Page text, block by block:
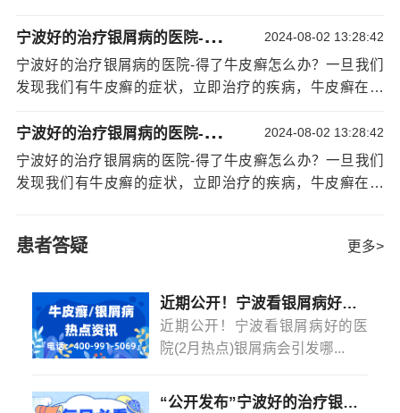
深，也就是说，使用偏炎平治疗后，可以保证不复发。[详
情]
宁
波好的治疗银屑病的医院-得了牛皮癣怎么办？ 2024-08-02 13:28:42
宁波好的治疗银屑病的医院-得了牛皮癣怎么办？一旦我们
发现我们有牛皮癣的症状，立即治疗的疾病，牛皮癣在早
深，也就是说，使用偏炎平治疗后，可以保证不复发。[详
情]
宁
波好的治疗银屑病的医院-得了牛皮癣怎么办？ 2024-08-02 13:28:42
宁波好的治疗银屑病的医院-得了牛皮癣怎么办？一旦我们
发现我们有牛皮癣的症状，立即治疗的疾病，牛皮癣在早
情]
患者答疑 更多>
近期公开！宁波看银屑病好的医院(2月热点)银屑病会引发哪些并发症？
近期公开！宁波看银屑病好的医
院(2月热点)银屑病会引发哪...
“公开发布”宁波好的治疗银屑病的医院_实时公开！银屑病患者能吃菠萝蜜吗？